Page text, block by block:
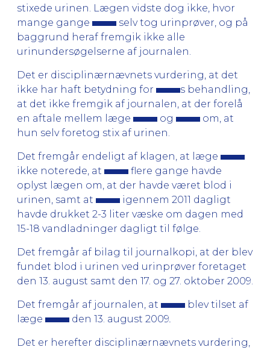
stixede urinen. Lægen vidste dog ikke, hvor
mange gange
selv tog urinprøver, og på
baggrund heraf fremgik ikke alle
urinundersøgelserne af journalen.
Det er disciplinærnævnets vurdering, at det
ikke har haft betydning for
s behandling,
at det ikke fremgik af journalen, at der forelå
en aftale mellem læge
og
om, at
hun selv foretog stix af urinen.
Det fremgår endeligt af klagen, at læge
ikke noterede, at
flere gange havde
oplyst lægen om, at der havde været blod i
urinen, samt at
igennem 2011 dagligt
havde drukket 2-3 liter væske om dagen med
15-18 vandladninger dagligt til følge.
Det fremgår af bilag til journalkopi, at der blev
fundet blod i urinen ved urinprøver foretaget
den 13. august samt den 17. og 27. oktober 2009.
Det fremgår af journalen, at
blev tilset af
læge
den 13. august 2009
Det er herefter disciplinærnævnets vurdering,